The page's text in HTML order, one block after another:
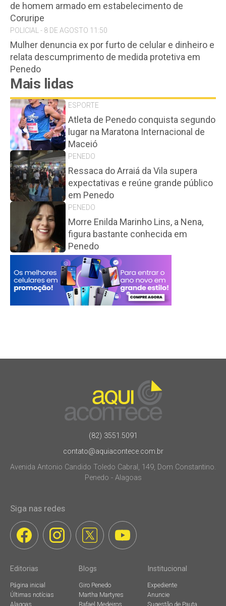
de homem armado em estabelecimento de
Coruripe
POLICIAL - 8 DE AGOSTO 11:50
Mulher denuncia ex por furto de celular e dinheiro e
relata descumprimento de medida protetiva em
Penedo
Mais lidas
ESPORTE
Atleta de Penedo conquista segundo
lugar na Maratona Internacional de
Maceió
PENEDO
Ressaca do Arraiá da Vila supera
expectativas e reúne grande público
em Penedo
PENEDO
Morre Enilda Marinho Lins, a Nena,
figura bastante conhecida em
Penedo
(82) 3551.5091
contato@aquiacontece.com.br
Avenida Antonio Candido Toledo Cabral, 149, Dom Constantino.
Penedo - Alagoas
Siga nas redes
Editorias
Página inicial
Últimas notícias
Alagoas
Blogs
Giro Penedo
Martha Martyres
Rafael Medeiros
Institucional
Expediente
Anuncie
Sugestão de Pauta